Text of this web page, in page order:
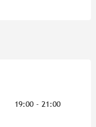
19:00 - 21:00